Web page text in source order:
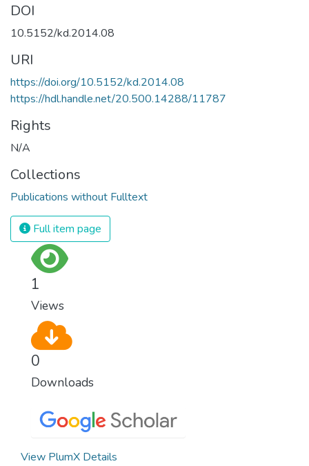
DOI
10.5152/kd.2014.08
URI
https://doi.org/10.5152/kd.2014.08
https://hdl.handle.net/20.500.14288/11787
Rights
N/A
Collections
Publications without Fulltext
Full item page
1
Views
0
Downloads
View PlumX Details